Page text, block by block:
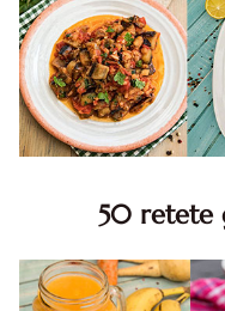
50 retete
minute. Retete